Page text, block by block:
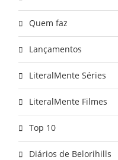
Quem faz
Lançamentos
LiteralMente Séries
LiteralMente Filmes
Top 10
Diários de Belorihills